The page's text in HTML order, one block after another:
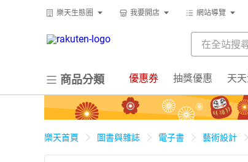
樂天生態圈 我要開店 網站導覽
商品分類 優惠券 抽獎優惠 天
樂天首頁 圖書與雜誌 電子書 藝術設計